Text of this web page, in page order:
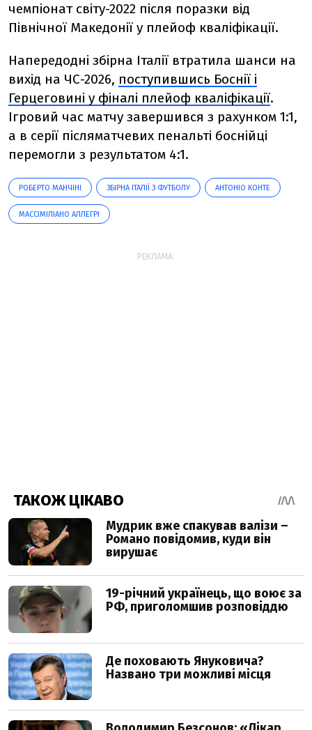
чемпіонат світу-2022 після поразки від
Північної Македонії у плейоф кваліфікації.
Напередодні збірна Італії втратила шанси на
вихід на ЧС-2026, поступившись Боснії і
Герцеговині у фіналі плейоф кваліфікації.
Ігровий час матчу завершився з рахунком 1:1,
а в серії післяматчевих пенальті боснійці
перемогли з результатом 4:1.
РОБЕРТО МАНЧІНІ ЗБІРНА ІТАЛІЇ З ФУТБОЛУ АНТОНІО КОНТЕ
МАССІМІЛІАНО АЛЛЕГРІ
РЕКЛАМА: